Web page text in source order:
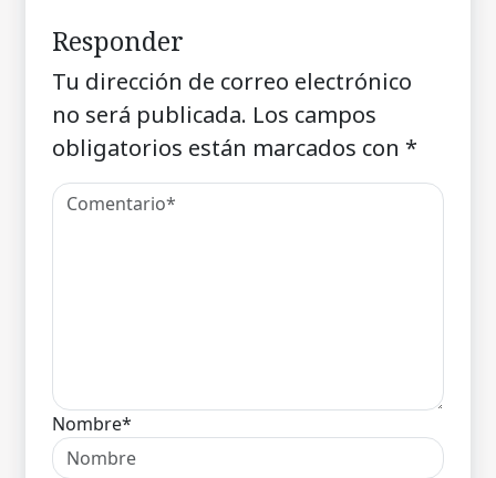
Responder
Tu dirección de correo electrónico
no será publicada. Los campos
obligatorios están marcados con *
Nombre*